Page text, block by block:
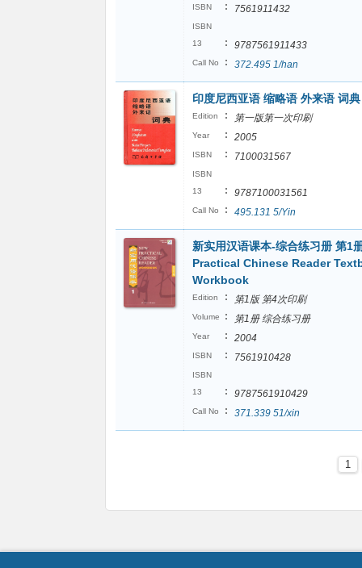
ISBN : 7561911432
ISBN
13
: 9787561911433
Call No : 372.495 1/han
印度尼西亚语 缩略语 外来语 词典
Edition : 第一版第一次印刷
Year : 2005
ISBN : 7100031567
ISBN
13
: 9787100031561
Call No : 495.131 5/Yin
新实用汉语课本-综合练习册 第1
Practical Chinese Reader
Workbook
Edition : 第1版 第4次印刷
Volume : 第1册 综合练习册
Year : 2004
ISBN : 7561910428
ISBN
13
: 9787561910429
Call No : 371.339 51/xin
1